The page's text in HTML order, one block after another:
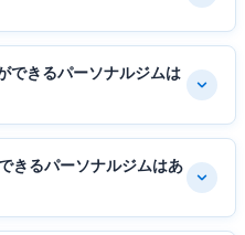
できるパーソナルジムは
きるパーソナルジムはあ